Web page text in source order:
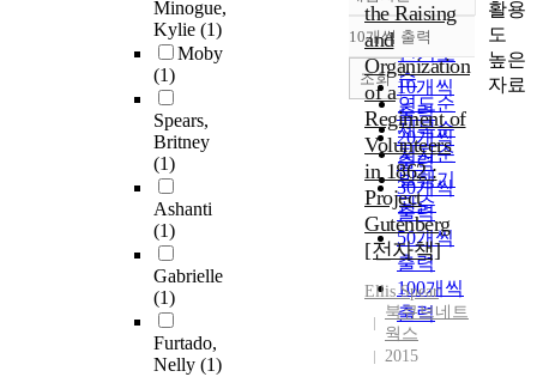
Minogue,
Kylie (1)
Moby
(1)
Spears,
Britney
(1)
Ashanti
(1)
Gabrielle
(1)
Furtado,
Nelly (1)
순
인기도
순
연도순
제목순
저자순
발행기
관순
내림차순
10개씩 출력
10개씩
출력
20개씩
출력
30개씩
출력
50개씩
출력
100개씩
출력
조회
the Raising
and
Organization
of a
Regiment of
Volunteers
in 1862 :
Project
Gutenberg
[전자책]
Ellis Spear
북큐브네트
웍스
2015
활용
도
높은
자료